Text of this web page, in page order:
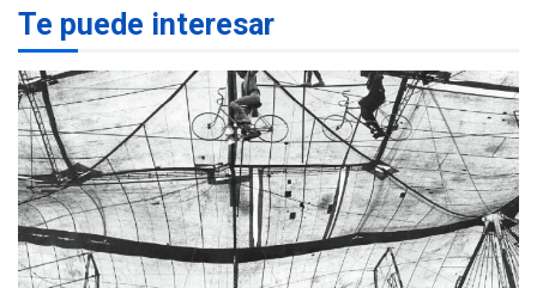
2
Margarita será sede de
para aprender a atender
adultos mayores
3
REGIONALES ÚLTIMA HORA
Mariño fortalece capacidad
operativa con flota
vehicular de 60 unidades
adquiridas en un año de
gestión
Te puede interesar